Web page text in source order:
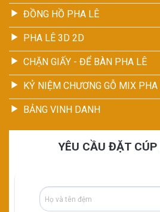
ĐỒNG HỒ PHA LÊ
PHA LÊ 3D 2D
CHẶN GIẤY - ĐỂ BÀN PHA LÊ
KỶ NIỆM CHƯƠNG GỖ MIX PHA
BẢNG VINH DANH
YÊU CẦU ĐẶT CÚP